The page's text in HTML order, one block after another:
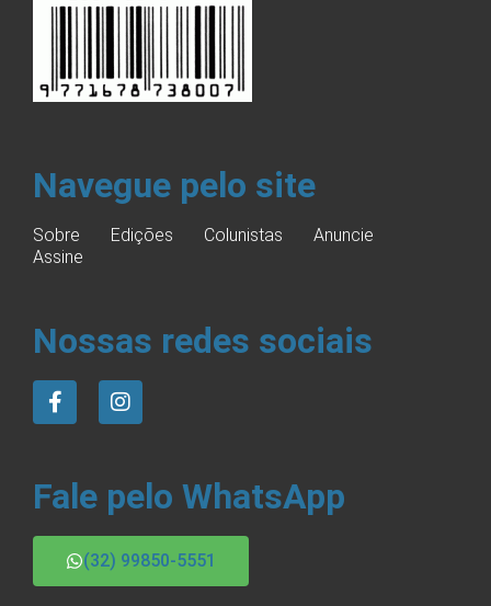
Navegue pelo site
Sobre Edições Colunistas
Anuncie
Assine
Nossas redes sociais
Fale pelo WhatsApp
(32) 99850-5551